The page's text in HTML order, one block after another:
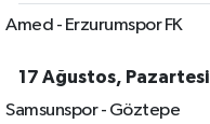
Amed - Erzurumspor FK
17 Ağustos, Pazartesi
Samsunspor - Göztepe